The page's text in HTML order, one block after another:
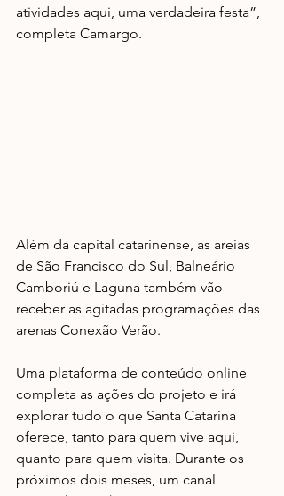
atividades aqui, uma verdadeira festa”,
completa Camargo.
Além da capital catarinense, as areias
de São Francisco do Sul, Balneário
Camboriú e Laguna também vão
receber as agitadas programações das
arenas Conexão Verão.
Uma plataforma de conteúdo online
completa as ações do projeto e irá
explorar tudo o que Santa Catarina
oferece, tanto para quem vive aqui,
quanto para quem visita. Durante os
próximos dois meses, um canal